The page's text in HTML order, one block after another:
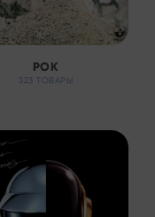
РОК
323 ТОВАРЫ